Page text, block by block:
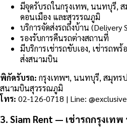
มีจุดรับรถในกรุงเทพ, นนทบุรี,
ดอนเมือง และสุวรรณภูมิ
บริการจัดส่งรถถึงบ้าน (Delivery
รองรับการคืนรถต่างสถานที่
มีบริการเช่ารถขับเอง, เช่ารถพ
ส่งสนามบิน
พิกัดรับรถ: กรุงเทพฯ, นนทบุรี, สมุทร
สนามบินสุวรรณภูมิ
โทร: 02-126-0718 | Line:
3. Siam Rent — เช่ารถกรุงเท